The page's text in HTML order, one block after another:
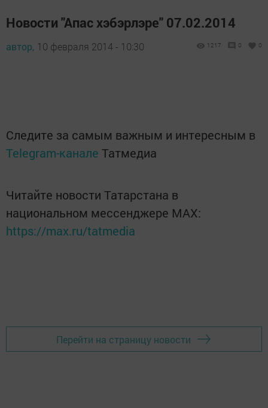
Новости "Апас хэбэрлэре" 07.02.2014
автор, 10 февраля 2014 - 10:30 1217 0 0
Следите за самым важным и интересным в
Telegram-канале Татмедиа
Читайте новости Татарстана в
национальном мессенджере MАХ:
https://max.ru/tatmedia
Перейти на страницу новости